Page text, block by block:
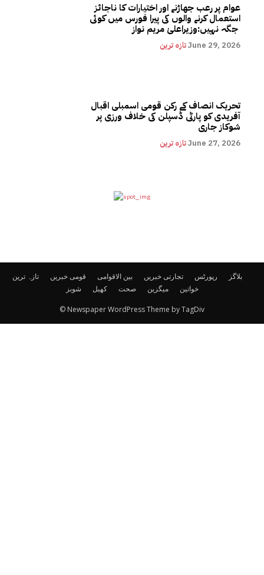
عوام پر رعب جھاڑنے اور اختیارات کا ناجائز
استعمال کرنے والوں کی پیرا فورس میں کوئی
تازہ ترینJune 29, 2026
تحریک انصاف کے رکن قومی اسمبلی اقبال
آفریدی کو پارٹی ڈسپلن کی خلاف ورزی پر
شوکاز جاری
تازہ ترینJune 27, 2026
تازہ ترین قومی خبریں بین الاقوامی تجارتی خبریں رپورٹس
بلاگز
شوبز
کھیل صحت میگزین خواتین
© Newspaper WordPress Theme by TagDiv